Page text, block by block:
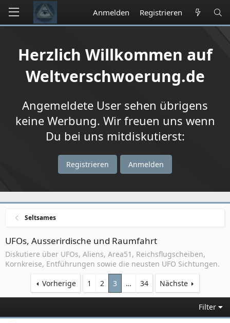
Anmelden Registrieren
Herzlich Willkommen auf
Weltverschwoerung.de
Angemeldete User sehen übrigens
keine Werbung. Wir freuen uns wenn
Du bei uns mitdiskutierst:
Registrieren Anmelden
Seltsames
UFOs, Ausserirdische und Raumfahrt
Diskutiere über UFOs, Aliens, Area51, Reichsflugscheiben,
Kornkreise, Entführungen sowie die neusten UFO Sichtungen.
Vorherige
1 2 3 … 34 Nächste
Filter